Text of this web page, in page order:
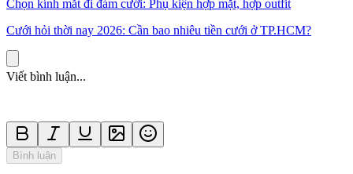
Chọn kính mắt đi đám cưới: Phụ kiện hợp mặt, hợp outfit
Cưới hỏi thời nay 2026: Cần bao nhiêu tiền cưới ở TP.HCM?
Viết bình luận...
Bình luận